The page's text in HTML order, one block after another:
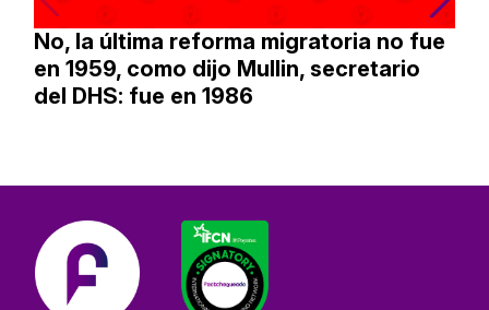
No, la última reforma migratoria no fue
en 1959, como dijo Mullin, secretario
del DHS: fue en 1986